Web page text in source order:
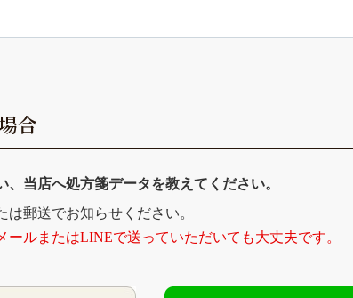
合
当店へ処方箋データを教えてください。
郵送でお知らせください。
ルまたはLINEで送っていただいても大丈夫です。